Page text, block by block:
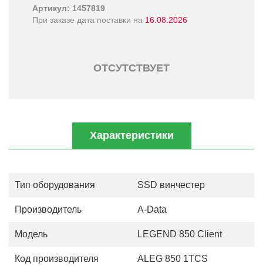
Артикул: 1457819
При заказе дата поставки на 16.08.2026
ОТСУТСТВУЕТ
Характеристики
Тип оборудования SSD винчестер
Производитель A-Data
Модель LEGEND 850 Client
Код производителя ALEG 850 1TCS